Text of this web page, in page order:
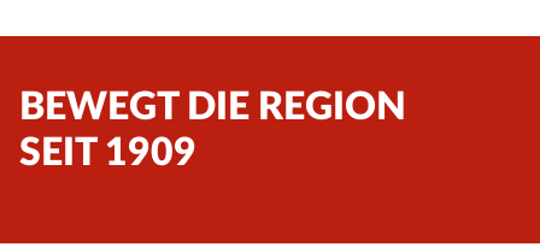
BEWEGT DIE REGION
SEIT 1909